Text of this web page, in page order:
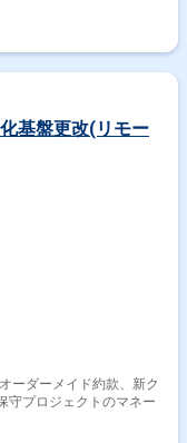
基盤更改(リモー
ーダーメイド約款、新ク
守プロジェクトのマネー